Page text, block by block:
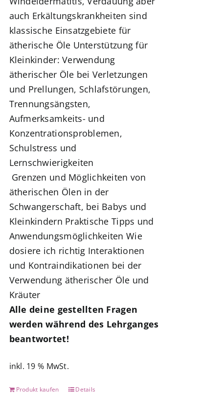
auch Erkältungskrankheiten sind
klassische Einsatzgebiete für
ätherische Öle Unterstützung für
Kleinkinder: Verwendung
ätherischer Öle bei Verletzungen
und Prellungen, Schlafstörungen,
Trennungsängsten,
Aufmerksamkeits- und
Konzentrationsproblemen,
Schulstress und
Lernschwierigkeiten
Grenzen und Möglichkeiten von
ätherischen Ölen in der
Schwangerschaft, bei Babys und
Kleinkindern Praktische Tipps und
AnwendungsmöglichkeitenWie
dosiere ich richtig Interaktionen
und Kontraindikationen bei der
Verwendung ätherischer Öle und
Kräuter
Alle deine gestellten Fragen
werden während des Lehrganges
beantwortet!
inkl. 19 % MwSt.
Produkt kaufen Details